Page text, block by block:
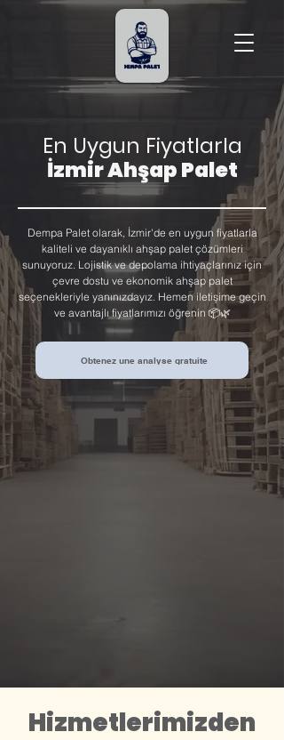
En Uygun Fiyatlarla
İzmir Ahşap Palet
Dempa Palet olarak, İzmir'de en uygun fiyatlarla
kaliteli ve dayanıklı ahşap palet çözümleri
sunuyoruz. Lojistik ve depolama ihtiyaçlarınız için
çevre dostu ve ekonomik ahşap palet
seçenekleriyle yanınızdayız. Hemen iletişime geçin
ve avantajlı fiyatlarımızı öğrenin 📦🌿
Obtenez une analyse gratuite
Hizmetlerimizden